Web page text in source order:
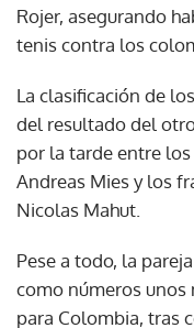
Rojer, asegurando
tenis contra los
La clasificación de
del resultado del
por la tarde entre
Andreas Mies y los
Nicolas Mahut.
Pese a todo, la
como números unos
para Colombia, tras